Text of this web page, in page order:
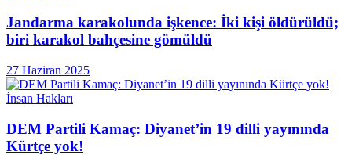
Jandarma karakolunda işkence: İki kişi öldürüldü;
biri karakol bahçesine gömüldü
27 Haziran 2025
İnsan Hakları
DEM Partili Kamaç: Diyanet’in 19 dilli yayınında
Kürtçe yok!